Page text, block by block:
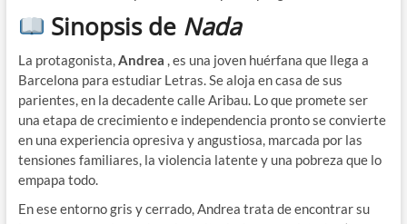
Sinopsis de Nada
La protagonista,Andrea , es una joven huérfana que llega a
Barcelona para estudiar Letras. Se aloja en casa de sus
parientes, en la decadente calle Aribau. Lo que promete ser
una etapa de crecimiento e independencia pronto se convierte
en una experiencia opresiva y angustiosa, marcada por las
tensiones familiares, la violencia latente y una pobreza que lo
empapa todo.
En ese entorno gris y cerrado, Andrea trata de encontrar su